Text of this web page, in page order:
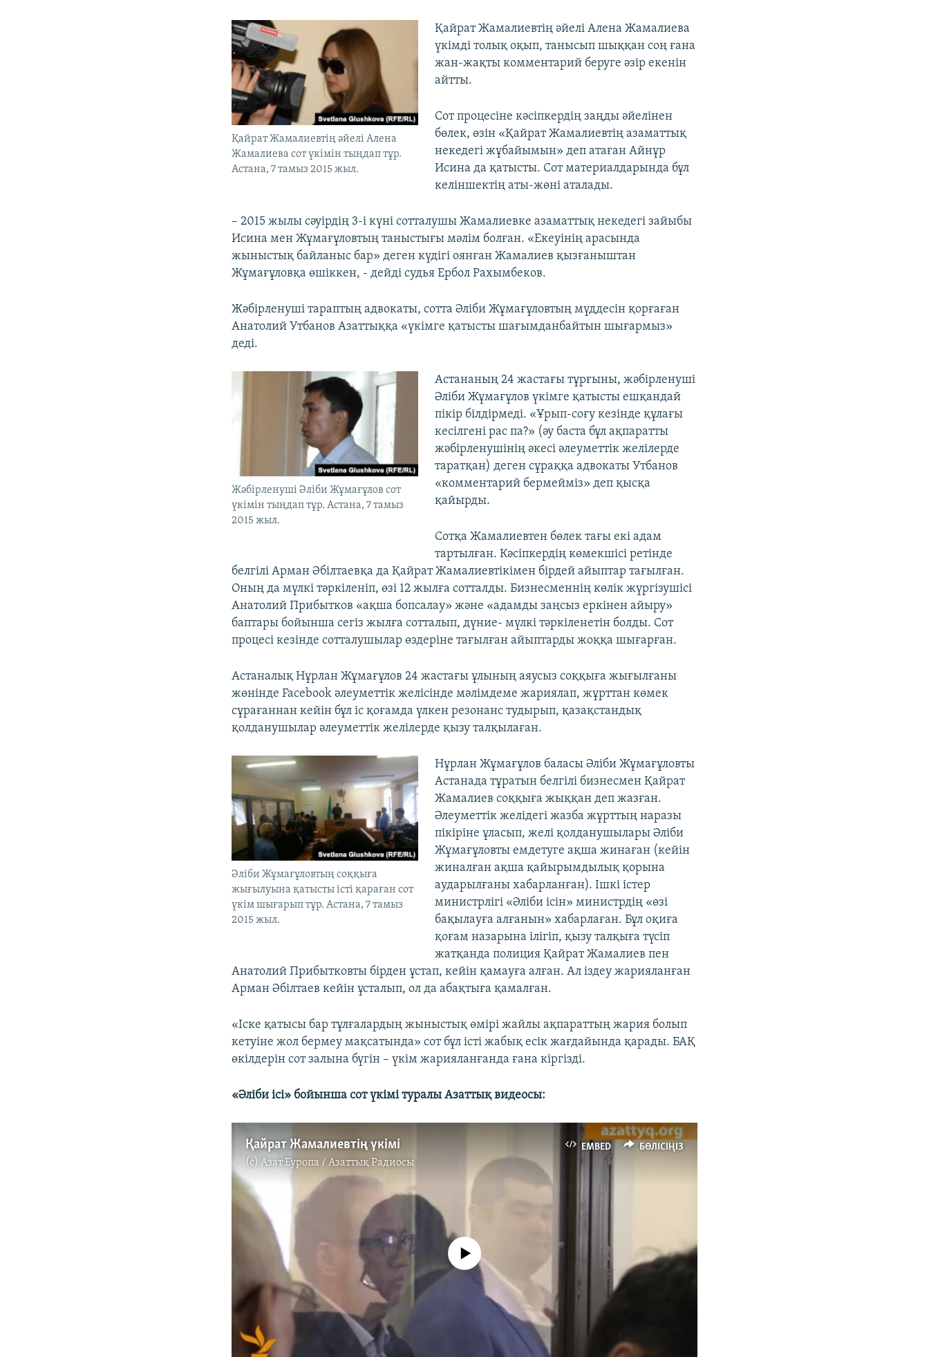
Қайрат Жамалиевтің әйелі Алена
Жамалиева сот үкімін тыңдап тұр.
Астана, 7 тамыз 2015 жыл.
Қайрат Жамалиевтің әйелі Алена Жамалиева
үкімді толық оқып, танысып шыққан соң ғана
жан-жақты комментарий беруге әзір екенін
айтты.
Сот процесіне кәсіпкердің заңды әйелінен
бөлек, өзін «Қайрат Жамалиевтің азаматтық
некедегі жұбайымын» деп атаған Айнұр
Исина да қатысты. Сот материалдарында бұл
келіншектің аты-жөні аталады.
– 2015 жылы сәуірдің 3-і күні сотталушы Жамалиевке азаматтық некедегі зайыбы
Исина мен Жұмағұловтың таныстығы мәлім болған. «Екеуінің арасында
жыныстық байланыс бар» деген күдігі оянған Жамалиев қызғаныштан
Жұмағұловқа өшіккен, - дейді судья Ербол Рахымбеков.
Жәбірленуші тараптың адвокаты, сотта Әліби Жұмағұловтың мүддесін қорғаған
Анатолий Утбанов Азаттыққа «үкімге қатысты шағымданбайтын шығармыз»
деді.
Жәбірленуші Әліби Жұмағұлов сот
үкімін тыңдап тұр. Астана, 7 тамыз
2015 жыл.
Астананың 24 жастағы тұрғыны, жәбірленуші
Әліби Жұмағұлов үкімге қатысты ешқандай
пікір білдірмеді. «Ұрып-соғу кезінде құлағы
кесілгені рас па?» (әу баста бұл ақпаратты
жәбірленушінің әкесі әлеуметтік желілерде
таратқан) деген сұраққа адвокаты Утбанов
«комментарий бермейміз» деп қысқа
қайырды.
Сотқа Жамалиевтен бөлек тағы екі адам
тартылған. Кәсіпкердің көмекшісі ретінде
белгілі Арман Әбілтаевқа да Қайрат Жамалиевтікімен бірдей айыптар тағылған.
Оның да мүлкі тәркіленіп, өзі 12 жылға сотталды. Бизнесменнің көлік жүргізушісі
Анатолий Прибытков «ақша бопсалау» және «адамды заңсыз еркінен айыру»
баптары бойынша сегіз жылға сотталып, дүние- мүлкі тәркіленетін болды. Сот
процесі кезінде сотталушылар өздеріне тағылған айыптарды жоққа шығарған.
Астаналық Нұрлан Жұмағұлов 24 жастағы ұлының аяусыз соққыға жығылғаны
жөнінде Facebook әлеуметтік желісінде мәлімдеме жариялап, жұрттан көмек
сұрағаннан кейін бұл іс қоғамда үлкен резонанс тудырып, қазақстандық
қолданушылар әлеуметтік желілерде қызу талқылаған.
Әліби Жұмағұловтың соққыға
жығылуына қатысты істі қараған сот
үкім шығарып тұр. Астана, 7 тамыз
2015 жыл.
Нұрлан Жұмағұлов баласы Әліби Жұмағұловты
Астанада тұратын белгілі бизнесмен Қайрат
Жамалиев соққыға жыққан деп жазған.
Әлеуметтік желідегі жазба жұрттың наразы
пікіріне ұласып, желі қолданушылары Әліби
Жұмағұловты емдетуге ақша жинаған (кейін
жиналған ақша қайырымдылық қорына
аударылғаны хабарланған). Ішкі істер
министрлігі «Әліби ісін» министрдің «өзі
бақылауға алғанын» хабарлаған. Бұл оқиға
қоғам назарына ілігіп, қызу талқыға түсіп
жатқанда полиция Қайрат Жамалиев пен
Анатолий Прибытковты бірден ұстап, кейін қамауға алған. Ал іздеу жарияланған
Арман Әбілтаев кейін ұсталып, ол да абақтыға қамалған.
«Іске қатысы бар тұлғалардың жыныстық өмірі жайлы ақпараттың жария болып
кетуіне жол бермеу мақсатында» сот бұл істі жабық есік жағдайында қарады. БАҚ
өкілдерін сот залына бүгін – үкім жарияланғанда ғана кіргізді.
«Әліби ісі» бойынша сот үкімі туралы Азаттық видеосы:
EMBED БӨЛІСІҢІЗ
Қайрат Жамалиевтің үкімі
(c)Азат Еуропа / Азаттық Радиосы
No media source currently available